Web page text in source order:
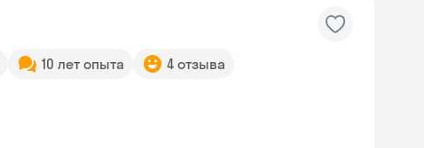
10 лет опыта 4 отзыва